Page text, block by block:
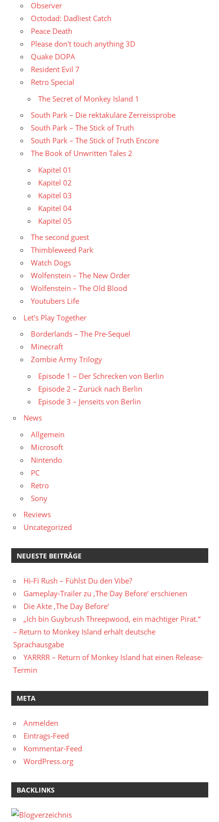
Observer
Octodad: Dadliest Catch
Peace Death
Please don't touch anything 3D
Quake DOPA
Resident Evil 7
Retro Special
The Secret of Monkey Island 1
South Park – Die rektakuläre Zerreissprobe
South Park – The Stick of Truth
South Park – The Stick of Truth Encore
The Book of Unwritten Tales 2
Kapitel 01
Kapitel 02
Kapitel 03
Kapitel 04
Kapitel 05
The second guest
Thimbleweed Park
Watch Dogs
Wolfenstein – The New Order
Wolfenstein – The Old Blood
Youtubers Life
Let's Play Together
Borderlands – The Pre-Sequel
Minecraft
Zombie Army Trilogy
Episode 1 – Der Schrecken von Berlin
Episode 2 – Zurück nach Berlin
Episode 3 – Jenseits von Berlin
News
Allgemein
Microsoft
Nintendo
PC
Retro
Sony
Reviews
Uncategorized
NEUESTE BEITRÄGE
Hi-Fi Rush – Fühlst Du den Vibe?
Gameplay-Trailer zu ‚The Day Before‘ erschienen
Die Akte ‚The Day Before‘
„Ich bin Guybrush Threepwood, ein mächtiger Pirat.“
– Return to Monkey Island erhält deutsche
Sprachausgabe
YARRRR – Return of Monkey Island hat einen Release-
Termin
META
Anmelden
Eintrags-Feed
Kommentar-Feed
WordPress.org
BACKLINKS